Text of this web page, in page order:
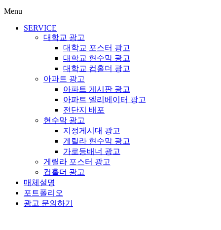
Menu
SERVICE
대학교 광고
대학교 포스터 광고
대학교 현수막 광고
대학교 컵홀더 광고
아파트 광고
아파트 게시판 광고
아파트 엘리베이터 광고
전단지 배포
현수막 광고
지정게시대 광고
게릴라 현수막 광고
가로등배너 광고
게릴라 포스터 광고
컵홀더 광고
매체설명
포트폴리오
광고 문의하기